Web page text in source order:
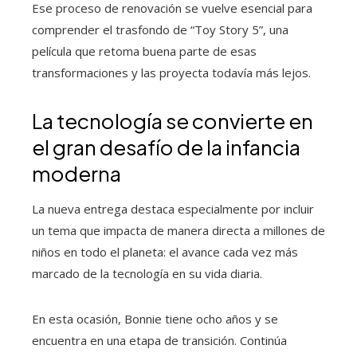
Ese proceso de renovación se vuelve esencial para
comprender el trasfondo de “Toy Story 5”, una
película que retoma buena parte de esas
transformaciones y las proyecta todavía más lejos.
La tecnología se convierte en
el gran desafío de la infancia
moderna
La nueva entrega destaca especialmente por incluir
un tema que impacta de manera directa a millones de
niños en todo el planeta: el avance cada vez más
marcado de la tecnología en su vida diaria.
En esta ocasión, Bonnie tiene ocho años y se
encuentra en una etapa de transición. Continúa